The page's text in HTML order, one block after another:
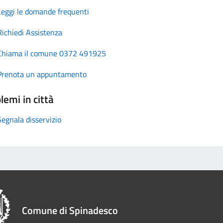
le domande frequenti
Assistenza
il comune 0372 491925
un appuntamento
in città
disservizio
Comune di Spinadesco